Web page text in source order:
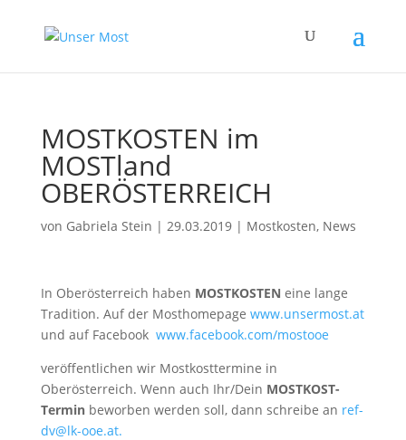
MOSTKOSTEN im
MOSTland
OBERÖSTERREICH
von Gabriela Stein | 29.03.2019| Mostkosten, News
In Oberösterreich haben MOSTKOSTEN eine lange
Tradition. Auf der Mosthomepage www.unsermost.at
und auf Facebook www.facebook.com/mostooe
veröffentlichen wir Mostkosttermine in
Oberösterreich. Wenn auch Ihr/Dein MOSTKOST-
Terminbeworben werden soll, dann schreibe an ref-
dv@lk-ooe.at.